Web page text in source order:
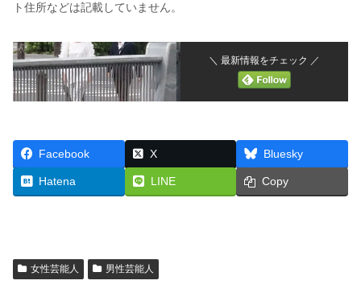
ト住所などは記載していません。
＼ 最新情報をチェック ／
Facebook X Bluesky
Hatena LINE Copy
女性芸能人 男性芸能人